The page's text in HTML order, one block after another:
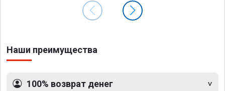
Наши преимущества
100% возврат денег